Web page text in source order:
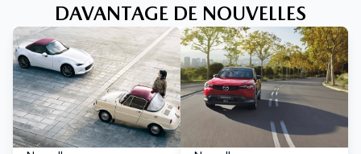
DAVANTAGE DE NOUVELLES